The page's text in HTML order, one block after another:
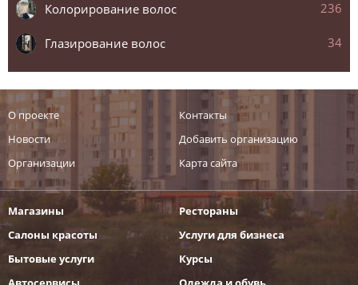
Колорирование волос 236
Глазирование волос 34
О проекте
Новости
Организации
Контакты
Добавить организацию
Карта сайта
Магазины
Салоны красоты
Бытовые услуги
Рестораны
Услуги для бизнеса
Курсы